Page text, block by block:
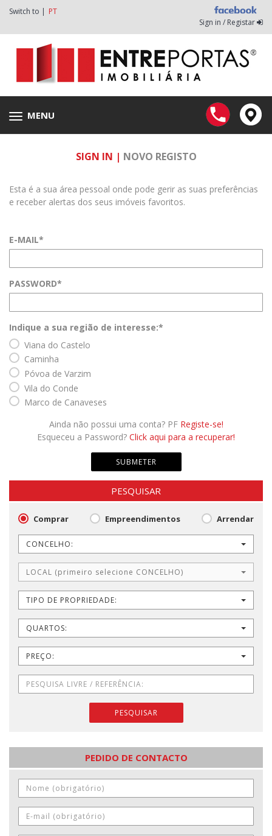
Switch to | PT
Sign in / Registar
Toggle
navigation
MENU
SIGN IN | NOVO REGISTO
Esta é a sua área pessoal onde pode gerir as suas preferências
e receber alertas dos seus imóveis favoritos.
E-MAIL*
PASSWORD*
Indique a sua região de interesse:*
Viana do Castelo
Caminha
Póvoa de Varzim
Vila do Conde
Marco de Canaveses
Ainda não possui uma conta? PF Registe-se!
Esqueceu a Password? Click aqui para a recuperar!
SUBMETER
PESQUISAR
Comprar Empreendimentos Arrendar
CONCELHO:
LOCAL (primeiro selecione CONCELHO)
TIPO DE PROPRIEDADE:
QUARTOS:
PREÇO:
PESQUISAR
PEDIDO DE CONTACTO